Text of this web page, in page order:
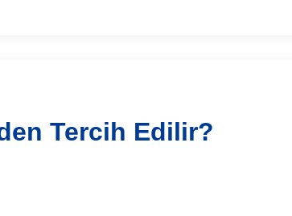
Tercih Edilir?